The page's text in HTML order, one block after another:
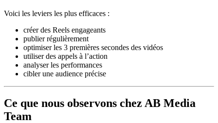
Voici les leviers les plus efficaces :
créer des Reels engageants
publier régulièrement
optimiser les 3 premières secondes des vidéos
utiliser des appels à l’action
analyser les performances
cibler une audience précise
Ce que nous observons chez AB Media
Team